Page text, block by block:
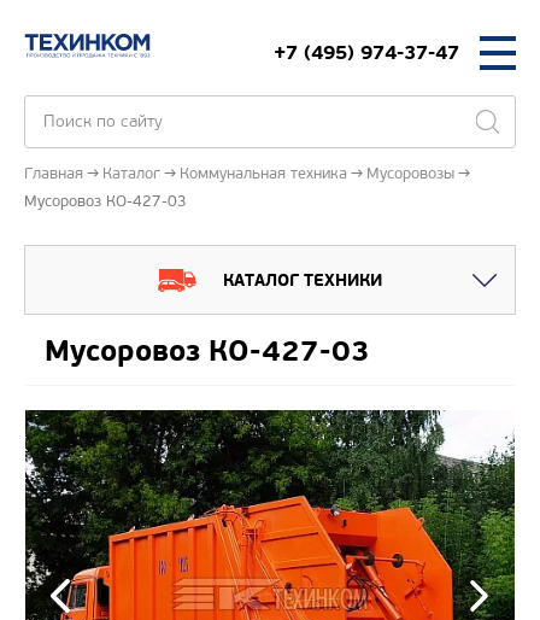
+7 (495) 974-37-47
Главная Каталог Коммунальная техника
Мусоровозы
Мусоровоз КО-427-03
КАТАЛОГ ТЕХНИКИ
Мусоровоз КО-427-03